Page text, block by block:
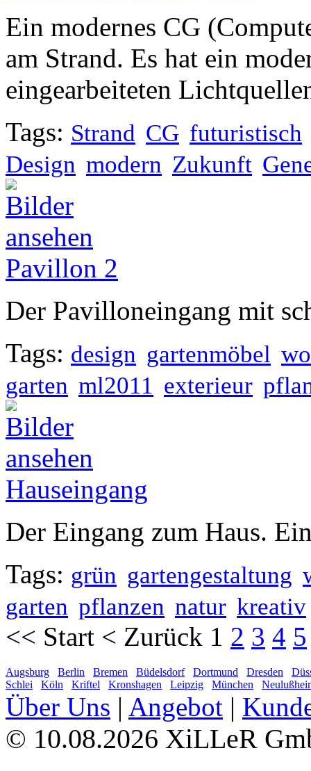
Ein modernes CG
am Strand. Es hat ein
eingearbeiteten
Tags: Strand CG futuristisch
Design modern Zukunft
Pavillon 2
Der Pavilloneingang mit
Tags: design gartenmöbel
garten ml2011 exterieur
Hauseingang
Der Eingang zum Haus.
Tags: grün gartengestaltung
garten pflanzen natur kreativ
<< Start < Zurück 1 2 3 4 5
Augsburg Berlin Bremen Büdelsdorf Dortmund Dresden
Schlei
Köln Kriftel Kronshagen Leipzig München
Über Uns | Angebot |
© 10.08.2026 XiLLeR